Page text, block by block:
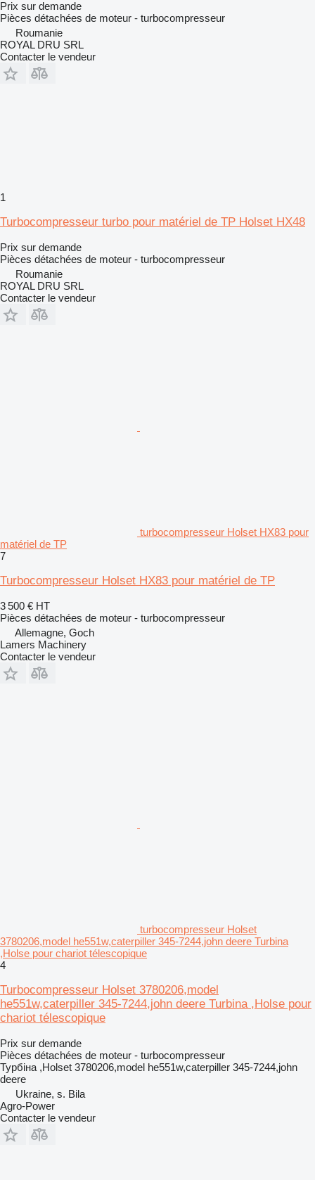
Prix sur demande
Pièces détachées de moteur - turbocompresseur
Roumanie
ROYAL DRU SRL
Contacter le vendeur
1
Turbocompresseur turbo pour matériel de TP Holset HX48
Prix sur demande
Pièces détachées de moteur - turbocompresseur
Roumanie
ROYAL DRU SRL
Contacter le vendeur
turbocompresseur Holset HX83 pour
matériel de TP
7
Turbocompresseur Holset HX83 pour matériel de TP
3 500 € HT
Pièces détachées de moteur - turbocompresseur
Allemagne, Goch
Lamers Machinery
Contacter le vendeur
turbocompresseur Holset
3780206,model he551w,caterpiller 345-7244,john deere Turbina
,Holse pour chariot télescopique
4
Turbocompresseur Holset 3780206,model
he551w,caterpiller 345-7244,john deere Turbina ,Holse pour
chariot télescopique
Prix sur demande
Pièces détachées de moteur - turbocompresseur
Турбіна ,Holset 3780206,model he551w,caterpiller 345-7244,john
deere
Ukraine, s. Bila
Agro-Power
Contacter le vendeur